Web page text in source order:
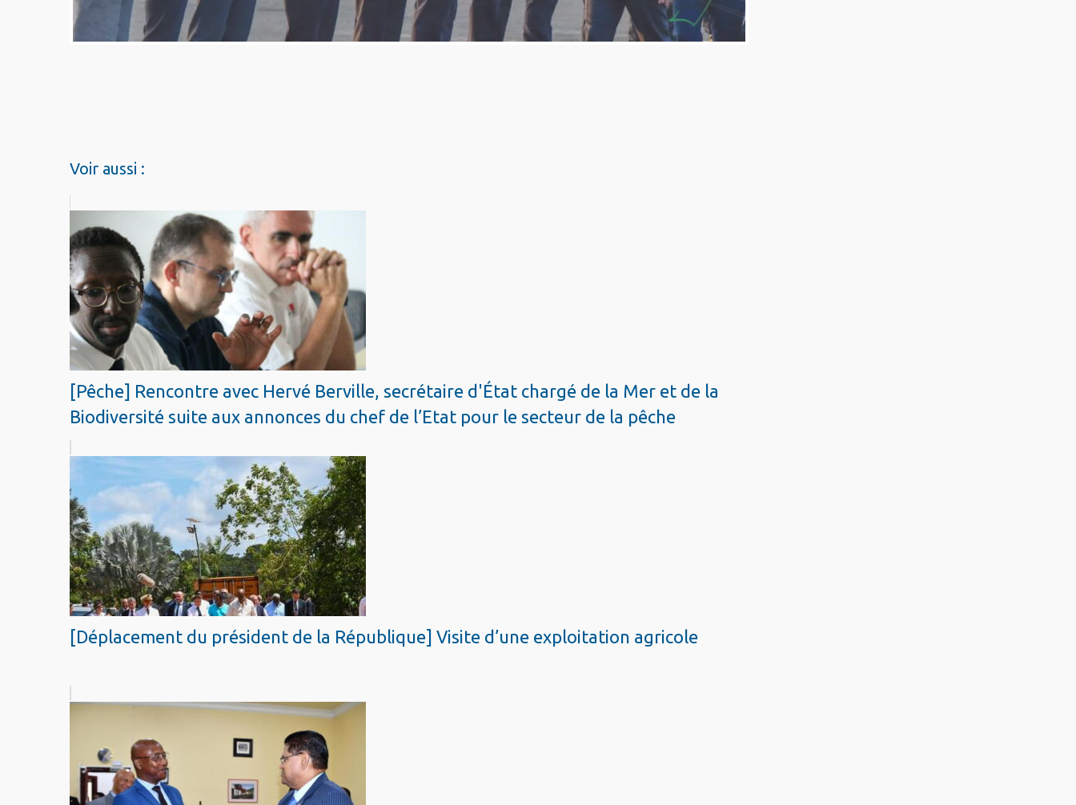
Voir aussi :
[Pêche] Rencontre avec Hervé Berville, secrétaire d'État chargé de la Mer et de la
Biodiversité suite aux annonces du chef de l’Etat pour le secteur de la pêche
[Déplacement du président de la République] Visite d’une exploitation agricole